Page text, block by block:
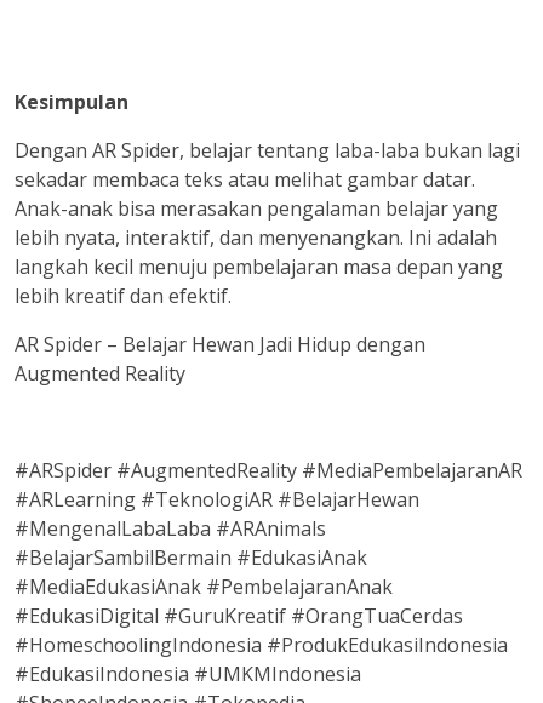
Kesimpulan
Dengan AR Spider, belajar tentang laba-laba bukan lagi
sekadar membaca teks atau melihat gambar datar.
Anak-anak bisa merasakan pengalaman belajar yang
lebih nyata, interaktif, dan menyenangkan. Ini adalah
langkah kecil menuju pembelajaran masa depan yang
lebih kreatif dan efektif.
AR Spider – Belajar Hewan Jadi Hidup dengan
Augmented Reality
#ARSpider #AugmentedReality #MediaPembelajaranAR
#ARLearning #TeknologiAR #BelajarHewan
#MengenalLabaLaba #ARAnimals
#BelajarSambilBermain #EdukasiAnak
#MediaEdukasiAnak #PembelajaranAnak
#EdukasiDigital #GuruKreatif #OrangTuaCerdas
#HomeschoolingIndonesia #ProdukEdukasiIndonesia
#EdukasiIndonesia #UMKMIndonesia